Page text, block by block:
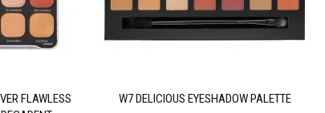
FLAWLESS
W7 DELICIOUS EYESHADOW PALETTE